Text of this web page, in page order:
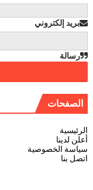
بريد إلكتروني
رسالة
الصفحات
الرئيسية
أعلن لدينا
سياسة الخصوصية
اتصل بنا